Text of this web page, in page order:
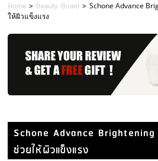
Home > Beauty Board >Schone Advance
ให้ผิวแข็งแรง
Schone Advance
ช่วยให้ผิวแข็งแรง